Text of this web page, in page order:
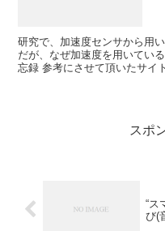
研究で、加速度センサから用
だが、なぜ加速度を用いてい
忘録 参考にさせて頂いたサイ
スポ
“ス
び(